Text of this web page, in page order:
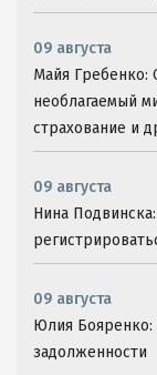
09 августа
Майя Гребенко:
необлагаемый
страхование и
09 августа
Нина
09 августа
Юлия Бояренко:
задолженности